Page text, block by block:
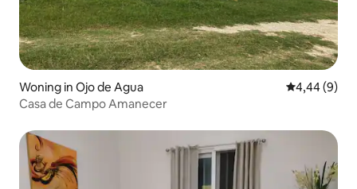
Woning in Ojo de Agua Gemiddelde
4,44 (9)
Casa de Campo Amanecer